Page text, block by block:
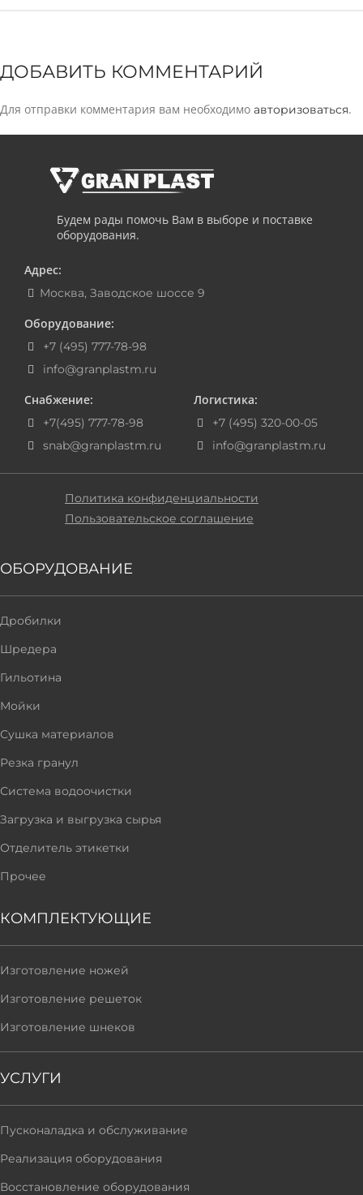
ДОБАВИТЬ КОММЕНТАРИЙ
Для отправки комментария вам необходимо авторизоваться.
Будем рады помочь Вам в выборе и поставке
оборудования.
Адрес:
Москва, Заводское шоссе 9
Оборудование:
+7 (495) 777-78-98
info@granplastm.ru
Снабжение:
+7(495) 777-78-98
snab@granplastm.ru
Логистика:
+7 (495) 320-00-05
info@granplastm.ru
Политика конфиденциальности
Пользовательское соглашение
ОБОРУДОВАНИЕ
Дробилки
Шредера
Гильотина
Мойки
Сушка материалов
Резка гранул
Система водоочистки
Загрузка и выгрузка сырья
Отделитель этикетки
Прочее
КОМПЛЕКТУЮЩИЕ
Изготовление ножей
Изготовление решеток
Изготовление шнеков
УСЛУГИ
Пусконаладка и обслуживание
Реализация оборудования
Восстановление оборудования